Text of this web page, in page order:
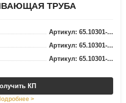
ТРУБА
Артикул: 65.10301-...
Артикул: 65.10301-...
Артикул: 65.10301-...
КП
>